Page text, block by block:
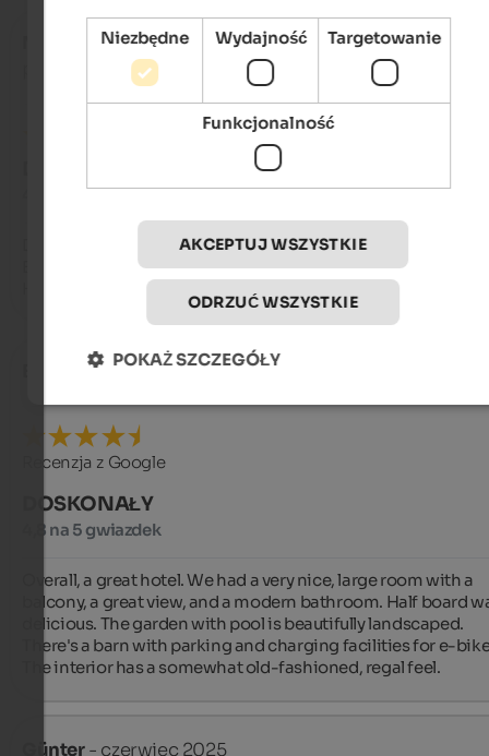
Marianne- lipiec 2025
podróżował jako rodzina z małymi dziećmi
4,7 na 5 gwiazdek
Das Personal war sehr freundlich,alles war sehr sauber,das
Essen war vorzüglich und der Pool und die Rutsche waren
Highlight.Wir kommen gerne wieder
Benjamin - czerwiec 2025
Recenzja z Google
DOSKONAŁY
4,8 na 5 gwiazdek
Overall, a great hotel. We had a very nice, large room with a
balcony, a great view, and a modern bathroom. Half board
delicious. The garden with pool is beautifully landscaped.
There's a barn with parking and charging facilities for e-
The interior has a somewhat old-fashioned, regal feel.
Günter- czerwiec 2025
Niezbędne Wydajność Targetowanie
Funkcjonalność
AKCEPTUJ WSZYSTKIE
ODRZUĆ WSZYSTKIE
POKAŻ SZCZEGÓŁY